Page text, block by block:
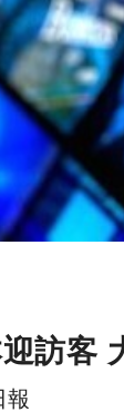
訪客
報